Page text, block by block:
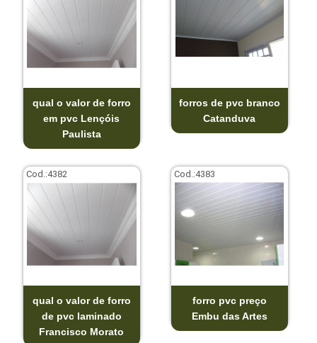
qual o valor de forro
em pvc Lençóis
Paulista
forros de pvc branco
Catanduva
Cod.:4382
qual o valor de forro
de pvc laminado
Francisco Morato
Cod.:4383
forro pvc preço
Embu das Artes